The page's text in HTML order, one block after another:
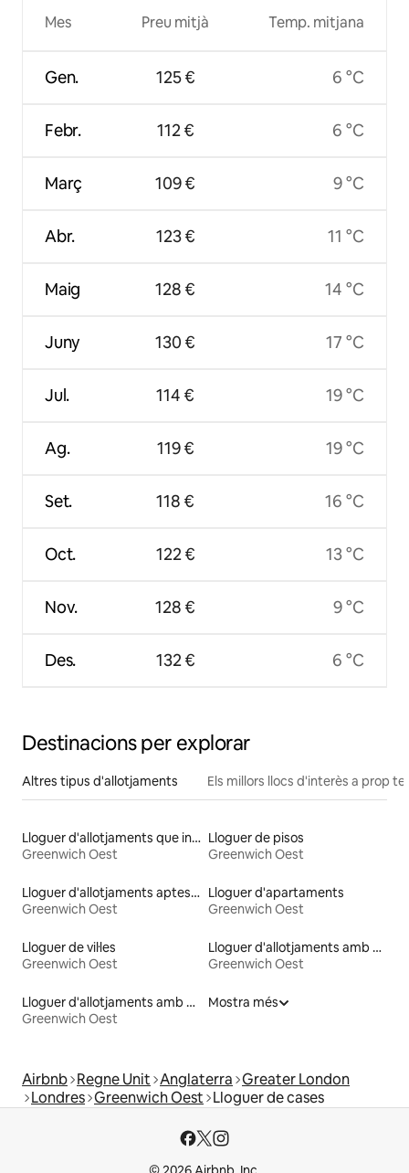
Mes
Gen.
Febr.
Març
Abr.
Maig
Juny
Jul.
Ag.
Set.
Oct.
Nov.
Des.
Preu mitjà
125 €
112 €
109 €
123 €
128 €
130 €
114 €
119 €
118 €
122 €
128 €
132 €
Temp. mitjana
6 °C
6 °C
9 °C
11 °C
14 °C
17 °C
19 °C
19 °C
16 °C
13 °C
9 °C
6 °C
Destinacions per explorar
Altres tipus d'allotjaments Els millors llocs d'interès a prop
Lloguer d'allotjaments que inclouen esmorzar
Greenwich Oest
Lloguer de pisos
Greenwich Oest
Lloguer d'allotjaments aptes per a animals de companyia
Greenwich Oest
Lloguer d'apartaments
Greenwich Oest
Lloguer de vil·les
Greenwich Oest
Lloguer d'allotjaments amb banyera d'hidromassatge
Greenwich Oest
Lloguer d'allotjaments amb accés a la platja
Greenwich Oest
Mostra més
Airbnb Regne Unit Anglaterra Greater London
Londres Greenwich Oest Lloguer de cases